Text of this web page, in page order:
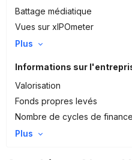
Battage médiatique
Vues sur xIPOmeter
Plus
Informations sur
Valorisation
Fonds propres levés
Nombre de cycles de
Plus